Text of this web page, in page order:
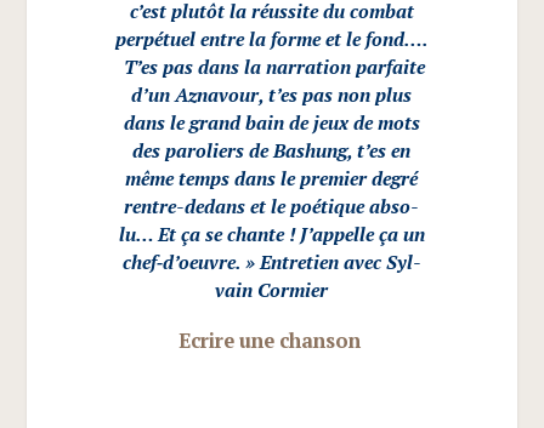
c’est plu­tôt la réus­site du com­bat
per­pé­tuel entre la forme et le fond….
T’es pas dans la nar­ra­tion par­faite
d’un Azna­vour, t’es pas non plus
dans le grand bain de jeux de mots
des paro­liers de Bashung, t’es en
même temps dans le pre­mier degré
rentre-dedans et le poé­tique abso­
lu… Et ça se chante ! J’appelle ça un
chef‑d’oeuvre. »Entre­tien avec Syl­
vain Cormier
Ecrire une chanson